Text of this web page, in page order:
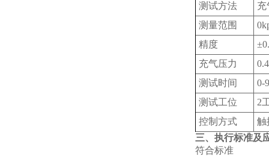
测试方法
充
测量范围
精度
充气压力
测试时间
0-
测试工位
2
控制方式
触
三、执行标准及
符合标准